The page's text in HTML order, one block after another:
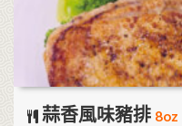
蒜香風味豬排 8oz